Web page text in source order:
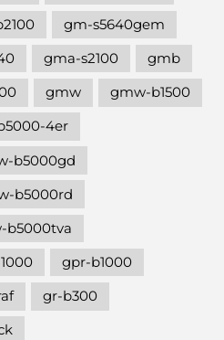
gm-s5640gem
gma-s2100
gmb
gmw
gmw-b1500
4er
b5000gd
b5000rd
b5000tva
gpr-b1000
gr-b300